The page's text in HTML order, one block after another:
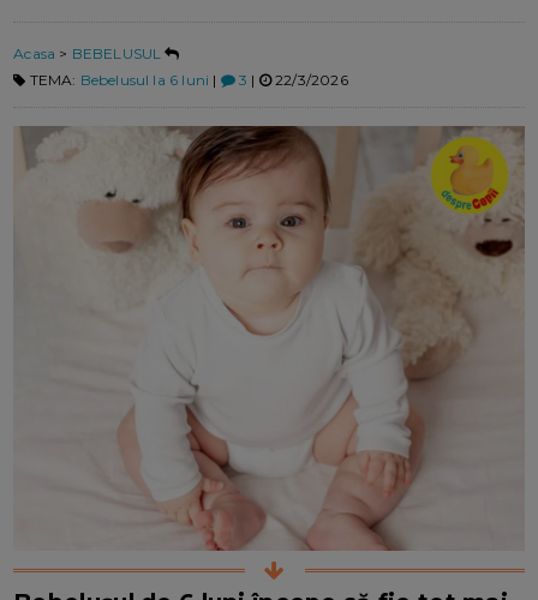
Acasa > BEBELUSUL
TEMA: Bebelusul la 6 luni | 3 | 22/3/2026